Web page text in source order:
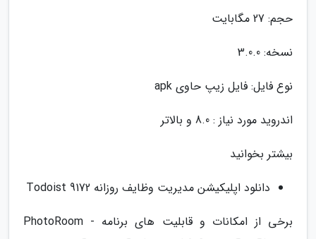
حجم: 27 مگابایت
نسخه: 3.0.0
نوع فایل: فایل زیپ حاوی apk
اندروید مورد نیاز : 8.0 و بالاتر
بیشتر بخوانید
دانلود اپلیکیشن مدیریت وظایف روزانه Todoist 9172
برخی از امکانات و قابلیت های برنامه PhotoRoom -